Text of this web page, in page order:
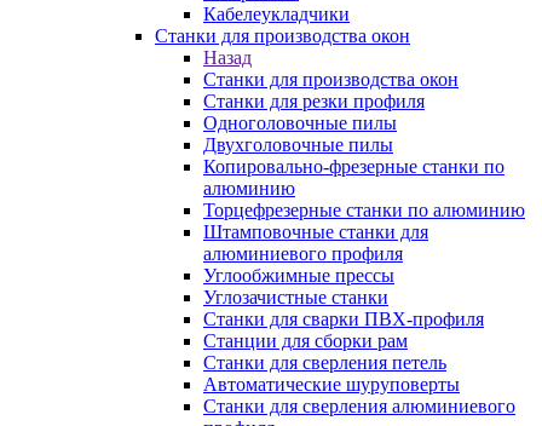
Кабелеукладчики
Станки для производства окон
Назад
Станки для производства окон
Станки для резки профиля
Одноголовочные пилы
Двухголовочные пилы
Копировально-фрезерные станки по
алюминию
Торцефрезерные станки по алюминию
Штамповочные станки для
алюминиевого профиля
Углообжимные прессы
Углозачистные станки
Станки для сварки ПВХ-профиля
Станции для сборки рам
Станки для сверления петель
Автоматические шуруповерты
Станки для сверления алюминиевого